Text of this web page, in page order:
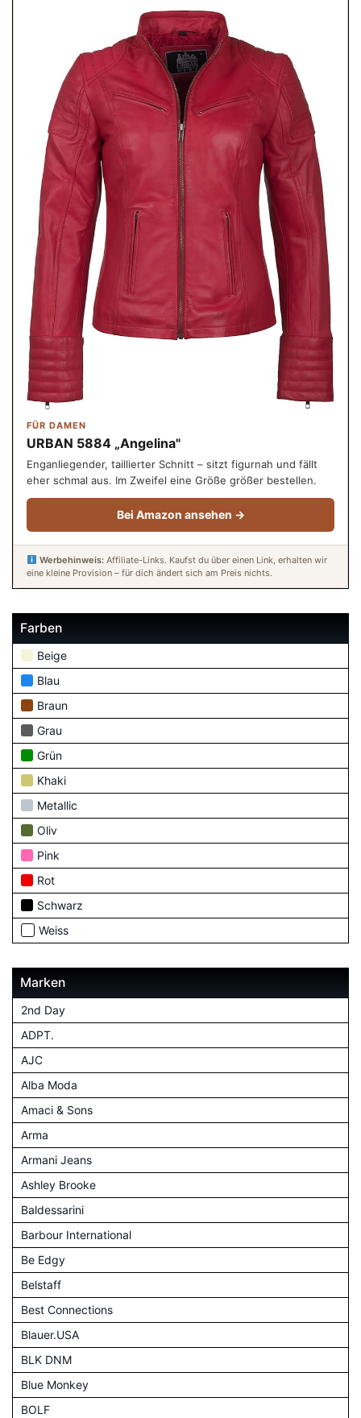
FÜR DAMEN
URBAN 5884 „Angelina"
Enganliegender, taillierter Schnitt – sitzt figurnah und fällt
eher schmal aus. Im Zweifel eine Größe größer bestellen.
Bei Amazon ansehen →
Werbehinweis:Affiliate-Links. Kaufst du über einen Link, erhalten wir
eine kleine Provision – für dich ändert sich am Preis nichts.
Farben
Beige
Blau
Braun
Grau
Grün
Khaki
Metallic
Oliv
Pink
Rot
Schwarz
Weiss
Marken
2nd Day
ADPT.
AJC
Alba Moda
Amaci & Sons
Arma
Armani Jeans
Ashley Brooke
Baldessarini
Barbour International
Be Edgy
Belstaff
Best Connections
Blauer.USA
BLK DNM
Blue Monkey
BOLF